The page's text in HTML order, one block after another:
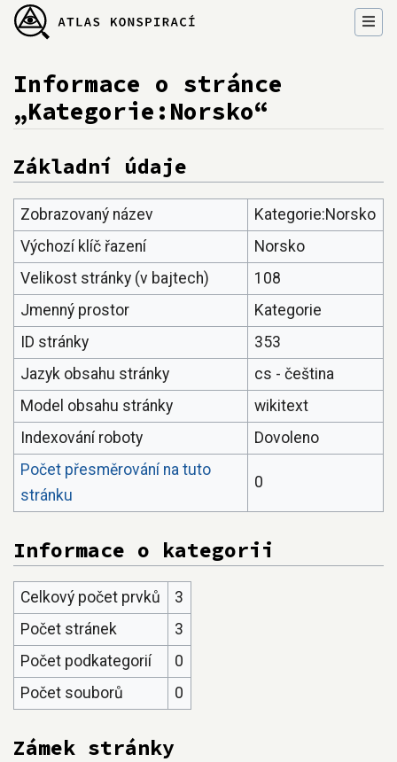
Informace o stránce
„Kategorie:Norsko“
Přejít na: navigace hledání
Základní údaje
Zobrazovaný název
Kategorie:Norsko
Výchozí klíč řazení
Norsko
Velikost stránky (v bajtech)
108
Jmenný prostor
Kategorie
ID stránky
353
Jazyk obsahu stránky
cs - čeština
Model obsahu stránky
wikitext
Indexování roboty
Dovoleno
Počet přesměrování na tuto
stránku
0
Informace o kategorii
Celkový počet prvků
3
Počet stránek
3
Počet podkategorií
0
Počet souborů
0
Zámek stránky